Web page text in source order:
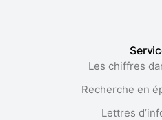
Les chiffres
Recherche en
Lettres